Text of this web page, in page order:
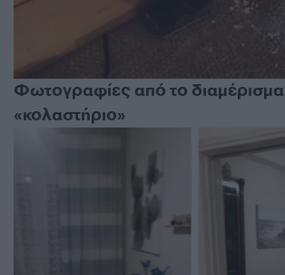
Φωτογραφίες από το διαμέρισμα
«κολαστήριο»